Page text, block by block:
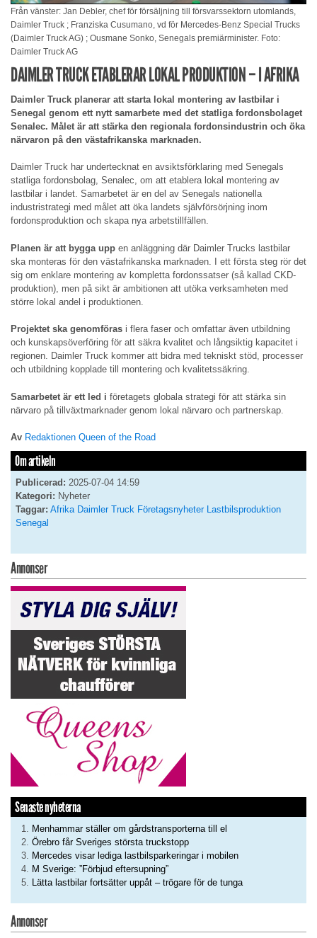
Från vänster: Jan Debler, chef för försäljning till försvarssektorn utomlands,
Daimler Truck ; Franziska Cusumano, vd för Mercedes-Benz Special Trucks
(Daimler Truck AG) ; Ousmane Sonko, Senegals premiärminister. Foto:
Daimler Truck AG
DAIMLER TRUCK ETABLERAR LOKAL PRODUKTION – I AFRIKA
Daimler Truck planerar att starta lokal montering av lastbilar i
Senegal genom ett nytt samarbete med det statliga fordonsbolaget
Senalec. Målet är att stärka den regionala fordonsindustrin och öka
närvaron på den västafrikanska marknaden.
Daimler Truck har undertecknat en avsiktsförklaring med Senegals
statliga fordonsbolag, Senalec, om att etablera lokal montering av
lastbilar i landet. Samarbetet är en del av Senegals nationella
industristrategi med målet att öka landets självförsörjning inom
fordonsproduktion och skapa nya arbetstillfällen.
Planen är att bygga upp en anläggning där Daimler Trucks lastbilar
ska monteras för den västafrikanska marknaden. I ett första steg rör det
sig om enklare montering av kompletta fordonssatser (så kallad CKD-
produktion), men på sikt är ambitionen att utöka verksamheten med
större lokal andel i produktionen.
Projektet ska genomföras i flera faser och omfattar även utbildning
och kunskapsöverföring för att säkra kvalitet och långsiktig kapacitet i
regionen. Daimler Truck kommer att bidra med tekniskt stöd, processer
och utbildning kopplade till montering och kvalitetssäkring.
Samarbetet är ett led i företagets globala strategi för att stärka sin
närvaro på tillväxtmarknader genom lokal närvaro och partnerskap.
Av Redaktionen Queen of the Road
Om artikeln
Publicerad: 2025-07-04 14:59
Kategori: Nyheter
Taggar: Afrika Daimler Truck Företagsnyheter Lastbilsproduktion
Senegal
Annonser
Senaste nyheterna
Menhammar ställer om gårdstransporterna till el
Örebro får Sveriges största truckstopp
Mercedes visar lediga lastbilsparkeringar i mobilen
M Sverige: ”Förbjud eftersupning”
Lätta lastbilar fortsätter uppåt – trögare för de tunga
Annonser